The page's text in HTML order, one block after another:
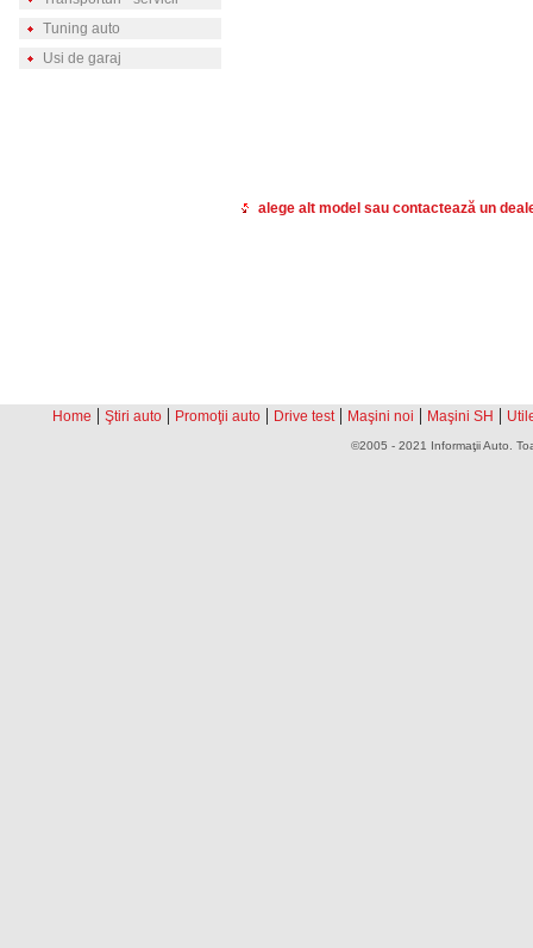
Tuning auto
Usi de garaj
alege alt model sau contactează un
Home | Ştiri auto | Promoţii auto | Drive test | Maşini noi | Maşini SH |
©2005 - 2021 Informaţii Auto.